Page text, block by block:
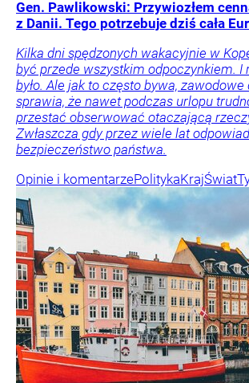
Gen. Pawlikowski: Przywiozłem
z Danii. Tego potrzebuje dziś cała
Kilka dni spędzonych wakacyjnie w
być przede wszystkim odpoczynkiem. I
było. Ale jak to często bywa,
sprawia, że nawet podczas urlopu
przestać obserwować otaczającą
Zwłaszcza gdy przez wiele lat
bezpieczeństwo państwa.
Opinie i komentarzePolitykaKrajŚwiat